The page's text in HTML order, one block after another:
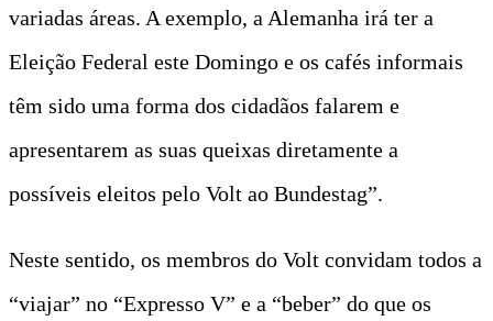
variadas áreas. A exemplo, a Alemanha irá ter a
Eleição Federal este Domingo e os cafés informais
têm sido uma forma dos cidadãos falarem e
apresentarem as suas queixas diretamente a
possíveis eleitos pelo Volt ao Bundestag”.
Neste sentido, os membros do Volt convidam todos a
“viajar” no “Expresso V” e a “beber” do que os